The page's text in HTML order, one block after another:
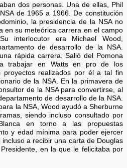
dos personas. Una de ellas, Phil
de 1965 a 1966. De constitución
la presidencia de la NSA no
en su meteórica carrera en el campo
interlocutor era Michael Wood,
de desarrollo de la NSA.
rápida carrera. Salió del Pomona
trabajar en Watts en pro de los
proyectos realizados por él a tal fin
de la NSA. En la primavera de
de la NSA para convertirse, al
de desarrollo de la NSA.
la NSA, Wood ayudó a Sherburne
siendo incluso consultado por
en torno a las propuestas
y edad mínima para poder ejercer
a recibir una carta de Douglas
en la que le felicitaba por